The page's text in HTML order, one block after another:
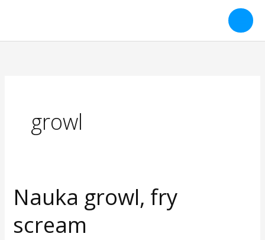
treści
growl
Nauka growl, fry
scream
Nauka
growl,
fry